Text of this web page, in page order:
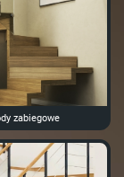
zabiegowe